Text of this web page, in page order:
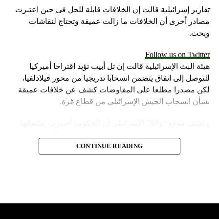
تقارير إسرائيلية قالت إن الخلافات قابلة للحل في حين اعتبرت
مصادر أخرى أن الخلافات ما زالت عميقة وتحتاج لنقاشات
وبحث.
Follow us on Twitter
هيئة البث الإسرائيلية قالت إن تل أبيب تؤيد اقتراحا أميركيا
للتوصل إلى اتفاق يتضمن انسحابا تدريجيا من محور فيلادلفيا،
لكن مصدرا مطلعا على المفاوضات كشف عن خلافات عميقة
بشأن انسحاب الجيش الإسرائيلي من قطاع غزة.
موقف إسرائيل في محادثات الهدنة.
CONTINUE READING